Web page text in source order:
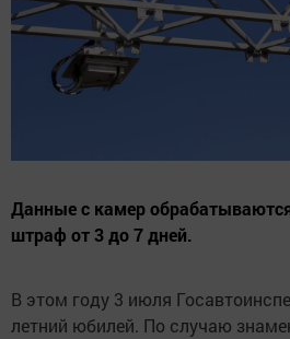
Данные с камер
штраф от 3 до 7 дней.
В этом году 3 июля
летний юбилей. По случаю